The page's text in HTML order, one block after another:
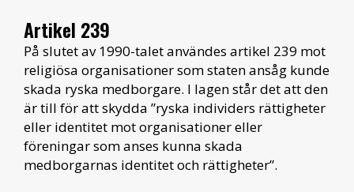
Artikel 239
På slutet av 1990-talet användes artikel 239 mot
religiösa organisationer som staten ansåg kunde
skada ryska medborgare. I lagen står det att den
är till för att skydda ”ryska individers rättigheter
eller identitet mot organisationer eller
föreningar som anses kunna skada
medborgarnas identitet och rättigheter”.